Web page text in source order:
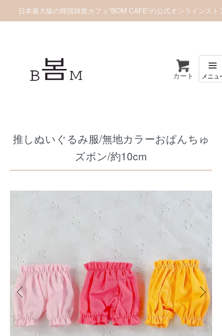
日本最大級の韓国雑貨カフェ”BOM CAFE”の公式オンラインスト
カート
推しぬいぐるみ服/無地カラーおぱんちゅ
ズボン/約10cm